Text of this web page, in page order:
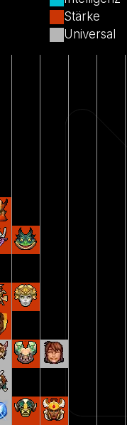
Stärke
Universal